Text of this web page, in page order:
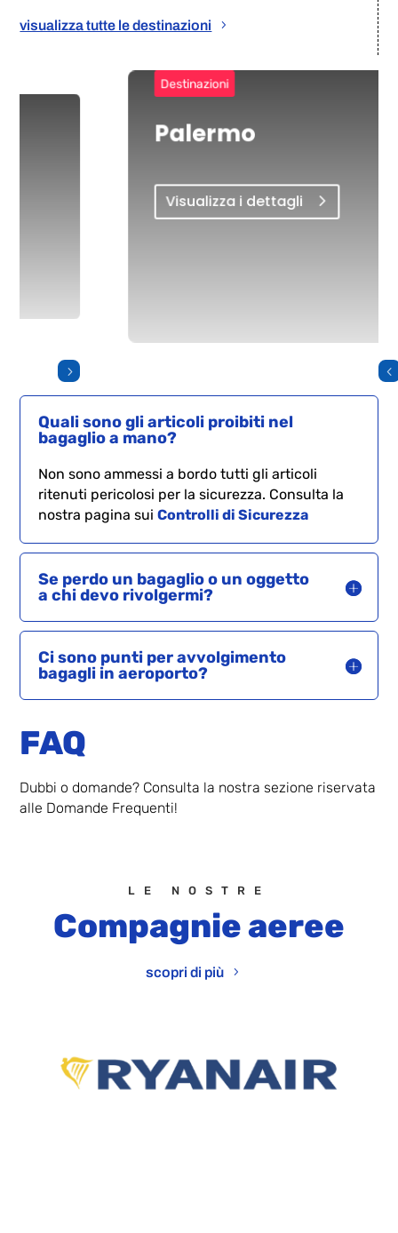
visualizza tutte le destinazioni
Destinazioni
Palermo
Visualizza i dettagli
Quali sono gli articoli proibiti nel
bagaglio a mano?
Non sono ammessi a bordo tutti gli articoli
ritenuti pericolosi per la sicurezza. Consulta la
nostra pagina suiControlli di Sicurezza
Se perdo un bagaglio o un oggetto
a chi devo rivolgermi?
Ci sono punti per avvolgimento
bagagli in aeroporto?
FAQ
Dubbi o domande? Consulta la nostra sezione riservata
alle Domande Frequenti!
LE NOSTRE
Compagnie aeree
scopri di più